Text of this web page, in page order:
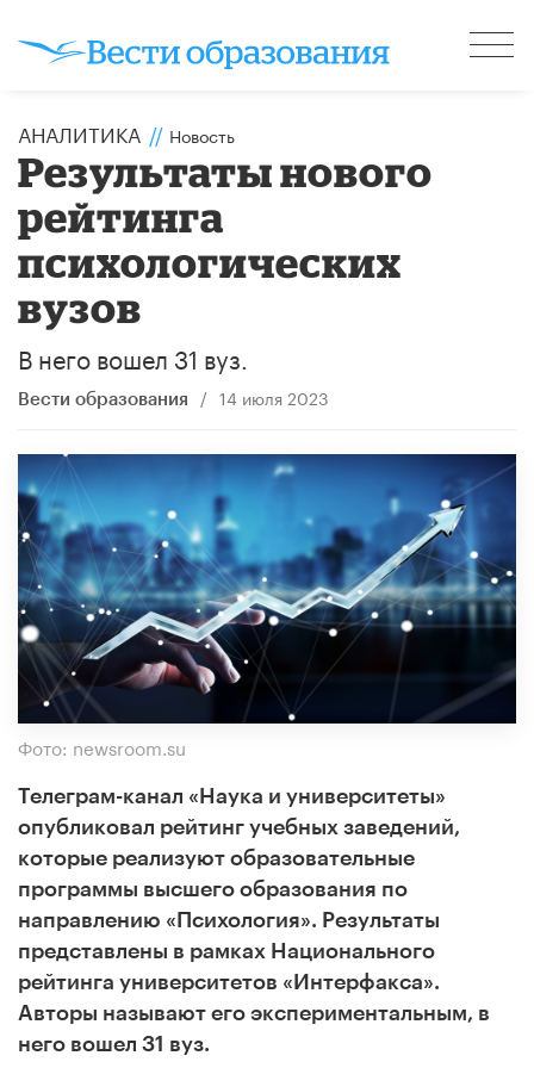
АНАЛИТИКА // Новость
Результаты нового
рейтинга
психологических
вузов
В него вошел 31 вуз.
Вести образования / 14 июля 2023
Фото: newsroom.su
Телеграм-канал «Наука и университеты»
опубликовал рейтинг учебных заведений,
которые реализуют образовательные
программы высшего образования по
направлению «Психология». Результаты
представлены в рамках Национального
рейтинга университетов «Интерфакса».
Авторы называют его экспериментальным, в
него вошел 31 вуз.